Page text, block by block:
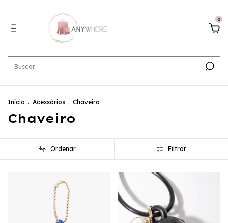
0
Início . Acessórios . Chaveiro
Chaveiro
Ordenar Filtrar